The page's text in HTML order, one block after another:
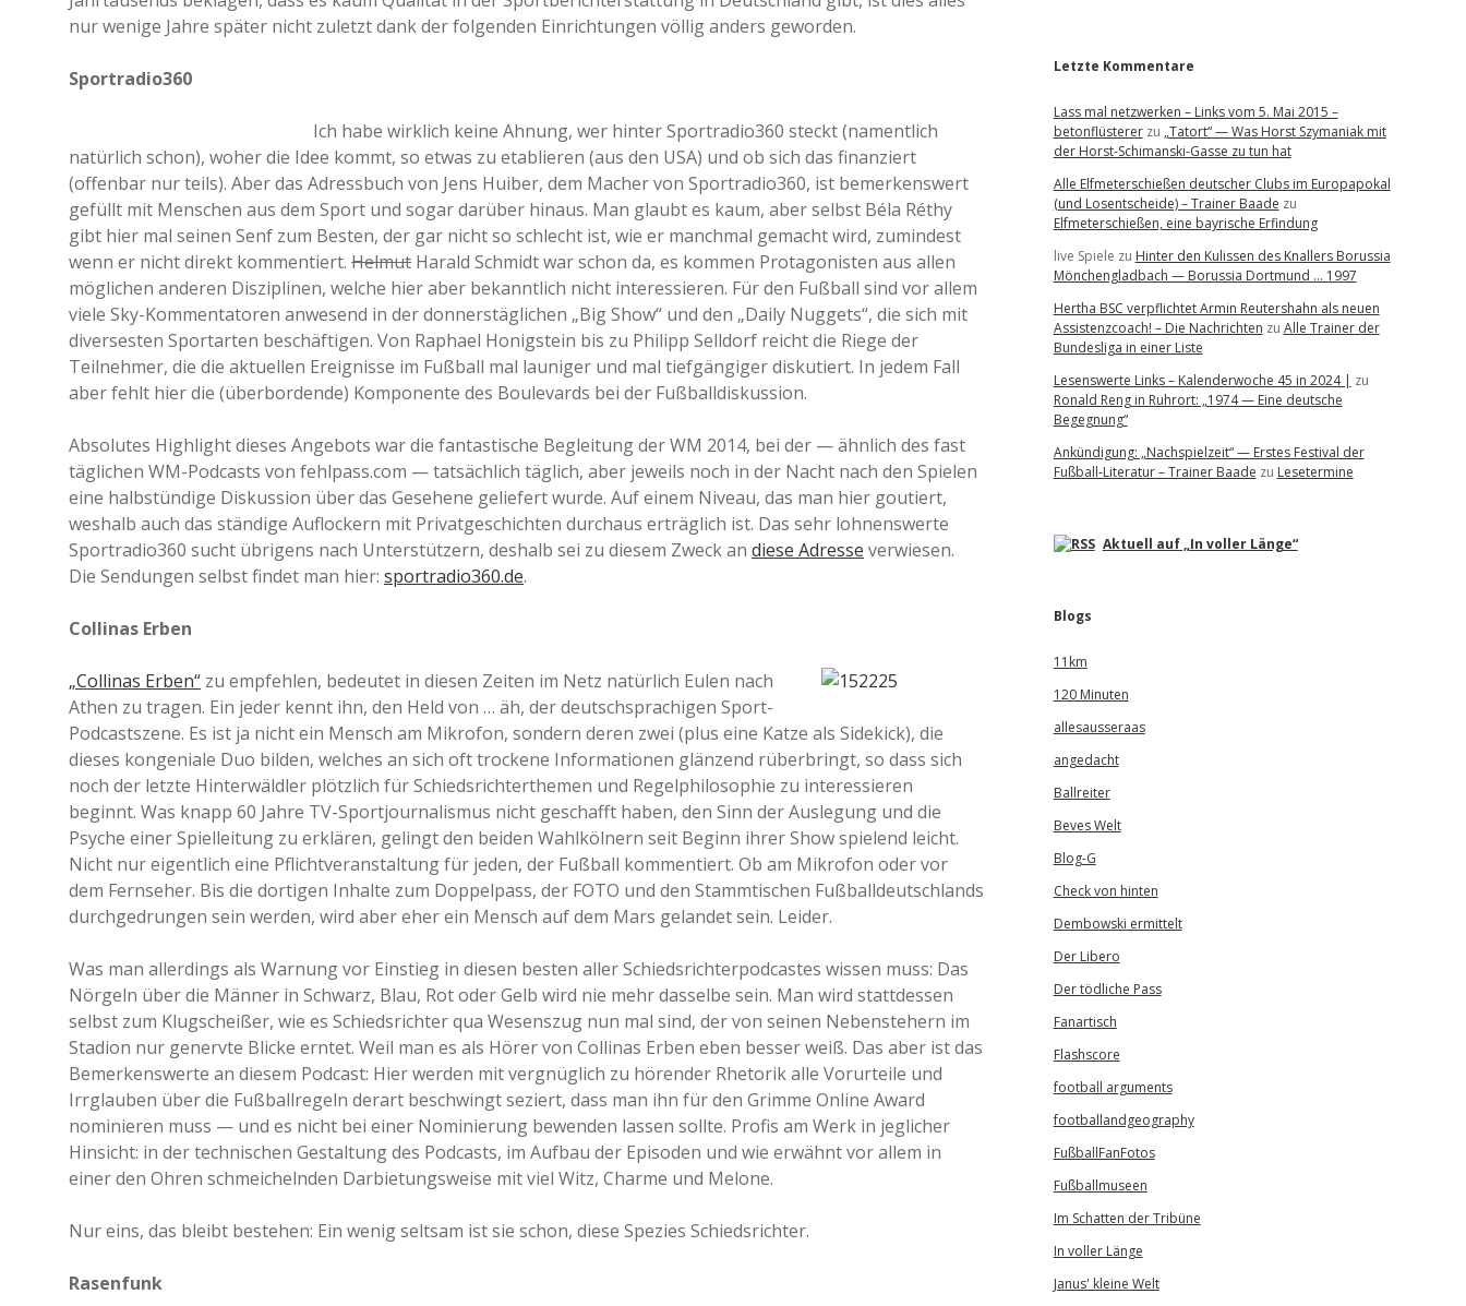
a
a
d
e
nur wenige Jahre später nicht zuletzt dank der folgenden Einrichtungen völlig anders geworden.
Sportradio360
Ich habe wirklich keine Ahnung, wer hinter Sportradio360 steckt (namentlich
natürlich schon), woher die Idee kommt, so etwas zu etablieren (aus den USA) und ob sich das finanziert
(offenbar nur teils). Aber das Adressbuch von Jens Huiber, dem Macher von Sportradio360, ist bemerkenswert
gefüllt mit Menschen aus dem Sport und sogar darüber hinaus. Man glaubt es kaum, aber selbst Béla Réthy
gibt hier mal seinen Senf zum Besten, der gar nicht so schlecht ist, wie er manchmal gemacht wird, zumindest
wenn er nicht direkt kommentiert. Helmut Harald Schmidt war schon da, es kommen Protagonisten aus allen
möglichen anderen Disziplinen, welche hier aber bekanntlich nicht interessieren. Für den Fußball sind vor allem
viele Sky-Kommentatoren anwesend in der donnerstäglichen „Big Show“ und den „Daily Nuggets“, die sich mit
diversesten Sportarten beschäftigen. Von Raphael Honigstein bis zu Philipp Selldorf reicht die Riege der
Teilnehmer, die die aktuellen Ereignisse im Fußball mal launiger und mal tiefgängiger diskutiert. In jedem Fall
aber fehlt hier die (überbordende) Komponente des Boulevards bei der Fußballdiskussion.
Absolutes Highlight dieses Angebots war die fantastische Begleitung der WM 2014, bei der — ähnlich des fast
täglichen WM-Podcasts von fehlpass.com — tatsächlich täglich, aber jeweils noch in der Nacht nach den Spielen
eine halbstündige Diskussion über das Gesehene geliefert wurde. Auf einem Niveau, das man hier goutiert,
weshalb auch das ständige Auflockern mit Privatgeschichten durchaus erträglich ist. Das sehr lohnenswerte
Sportradio360 sucht übrigens nach Unterstützern, deshalb sei zu diesem Zweck an diese Adresse verwiesen.
Die Sendungen selbst findet man hier: sportradio360.de.
Collinas Erben
„Collinas Erben“ zu empfehlen, bedeutet in diesen Zeiten im Netz natürlich Eulen nach
Athen zu tragen. Ein jeder kennt ihn, den Held von … äh, der deutschsprachigen Sport-
Podcastszene. Es ist ja nicht ein Mensch am Mikrofon, sondern deren zwei (plus eine Katze als Sidekick), die
dieses kongeniale Duo bilden, welches an sich oft trockene Informationen glänzend rüberbringt, so dass sich
noch der letzte Hinterwäldler plötzlich für Schiedsrichterthemen und Regelphilosophie zu interessieren
beginnt. Was knapp 60 Jahre TV-Sportjournalismus nicht geschafft haben, den Sinn der Auslegung und die
Psyche einer Spielleitung zu erklären, gelingt den beiden Wahlkölnern seit Beginn ihrer Show spielend leicht.
Nicht nur eigentlich eine Pflichtveranstaltung für jeden, der Fußball kommentiert. Ob am Mikrofon oder vor
dem Fernseher. Bis die dortigen Inhalte zum Doppelpass, der FOTO und den Stammtischen Fußballdeutschlands
durchgedrungen sein werden, wird aber eher ein Mensch auf dem Mars gelandet sein. Leider.
Was man allerdings als Warnung vor Einstieg in diesen besten aller Schiedsrichterpodcastes wissen muss: Das
Nörgeln über die Männer in Schwarz, Blau, Rot oder Gelb wird nie mehr dasselbe sein. Man wird stattdessen
selbst zum Klugscheißer, wie es Schiedsrichter qua Wesenszug nun mal sind, der von seinen Nebenstehern im
Stadion nur genervte Blicke erntet. Weil man es als Hörer von Collinas Erben eben besser weiß. Das aber ist das
Bemerkenswerte an diesem Podcast: Hier werden mit vergnüglich zu hörender Rhetorik alle Vorurteile und
Irrglauben über die Fußballregeln derart beschwingt seziert, dass man ihn für den Grimme Online Award
nominieren muss — und es nicht bei einer Nominierung bewenden lassen sollte. Profis am Werk in jeglicher
Hinsicht: in der technischen Gestaltung des Podcasts, im Aufbau der Episoden und wie erwähnt vor allem in
einer den Ohren schmeichelnden Darbietungsweise mit viel Witz, Charme und Melone.
Nur eins, das bleibt bestehen: Ein wenig seltsam ist sie schon, diese Spezies Schiedsrichter.
Rasenfunk
Letzte Kommentare
Lass mal netzwerken – Links vom 5. Mai 2015 –
betonflüstererzu „Tatort“ — Was Horst Szymaniak mit
der Horst-Schimanski-Gasse zu tun hat
Alle Elfmeterschießen deutscher Clubs im Europapokal
(und Losentscheide) – Trainer Baade zu
Elfmeterschießen, eine bayrische Erfindung
live Spiele zu Hinter den Kulissen des Knallers Borussia
Mönchengladbach — Borussia Dortmund … 1997
Hertha BSC verpflichtet Armin Reutershahn als neuen
Assistenzcoach! – Die Nachrichten zu Alle Trainer der
Bundesliga in einer Liste
Lesenswerte Links – Kalenderwoche 45 in 2024 | zu
Ronald Reng in Ruhrort: „1974 — Eine deutsche
Begegnung“
Ankündigung: „Nachspielzeit“ — Erstes Festival der
Fußball-Literatur – Trainer Baade zu Lesetermine
Aktuell auf „In voller Länge“
Blogs
11km
120 Minuten
allesausseraas
angedacht
Ballreiter
Beves Welt
Blog-G
Check von hinten
Dembowski ermittelt
Der Libero
Der tödliche Pass
Fanartisch
Flashscore
football arguments
footballandgeography
FußballFanFotos
Fußballmuseen
Im Schatten der Tribüne
In voller Länge
Janus' kleine Welt